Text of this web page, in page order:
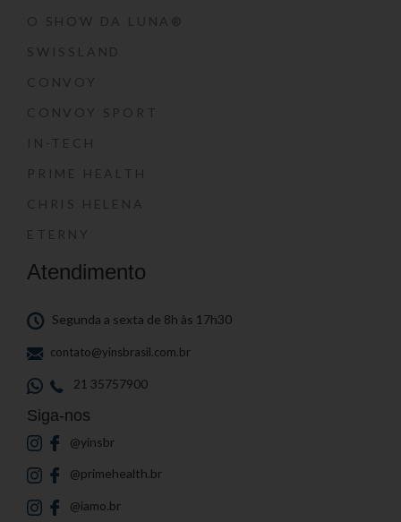
O SHOW DA LUNA®
SWISSLAND
CONVOY
CONVOY SPORT
IN-TECH
PRIME HEALTH
CHRIS HELENA
ETERNY
Atendimento
Segunda a sexta de 8h às 17h30
contato@yinsbrasil.com.br
21 35757900
Siga-nos
@yinsbr
@primehealth.br
@iamo.br